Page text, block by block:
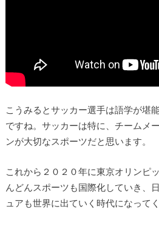
こうみるとサッカー選手は語学が堪
ですね。サッカーは特に、チームメ
ンが大切なスポーツだと思います。
これから２０２０年に東京オリンピ
んどんスポーツも国際化していき、
ュアも世界に出ていく時代になって